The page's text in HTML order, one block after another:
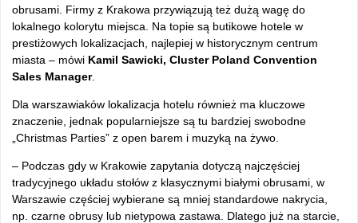
obrusami. Firmy z Krakowa przywiązują też dużą wagę do
lokalnego kolorytu miejsca. Na topie są butikowe hotele w
prestiżowych lokalizacjach, najlepiej w historycznym centrum
miasta – mówi Kamil Sawicki, Cluster Poland Convention
Sales Manager.
Dla warszawiaków lokalizacja hotelu również ma kluczowe
znaczenie, jednak popularniejsze są tu bardziej swobodne
„Christmas Parties” z open barem i muzyką na żywo.
– Podczas gdy w Krakowie zapytania dotyczą najczęściej
tradycyjnego układu stołów z klasycznymi białymi obrusami, w
Warszawie częściej wybierane są mniej standardowe nakrycia,
np. czarne obrusy lub nietypowa zastawa. Dlatego już na starcie,